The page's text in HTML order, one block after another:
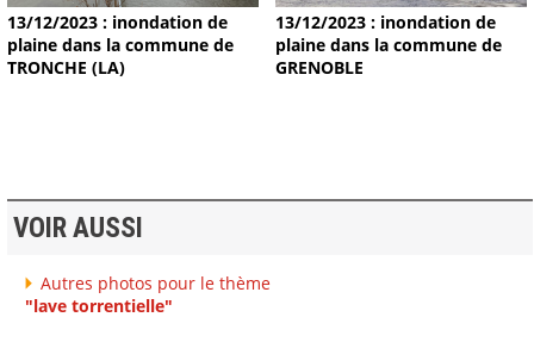
13/12/2023 : inondation de
plaine dans la commune de
TRONCHE (LA)
13/12/2023 : inondation de
plaine dans la commune de
GRENOBLE
VOIR AUSSI
Autres photos pour le thème
"lave torrentielle"